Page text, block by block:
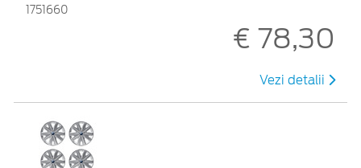
1751660
€ 78,30
Vezi detalii